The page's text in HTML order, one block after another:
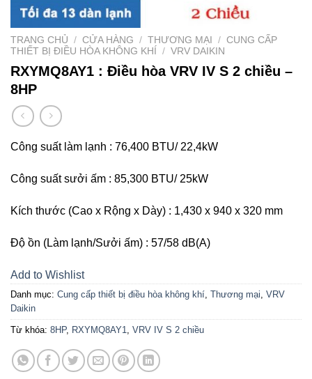
TRANG CHỦ / CỬA HÀNG / THƯƠNG MẠI / CUNG CẤP
THIẾT BỊ ĐIỀU HÒA KHÔNG KHÍ
/ VRV DAIKIN
RXYMQ8AY1 : Điều hòa VRV IV S 2 chiều –
8HP
Công suất làm lạnh : 76,400 BTU/ 22,4kW
Công suất sưởi ấm : 85,300 BTU/ 25kW
Kích thước (Cao x Rộng x Dày) : 1,430 x 940 x 320 mm
Độ ồn (Làm lạnh/Sưởi ấm) : 57/58 dB(A)
Add to Wishlist
Danh mục: Cung cấp thiết bị điều hòa không khí Thương mại VRV
Daikin
Từ khóa: 8HP, RXYMQ8AY1 VRV IV S 2 chiều